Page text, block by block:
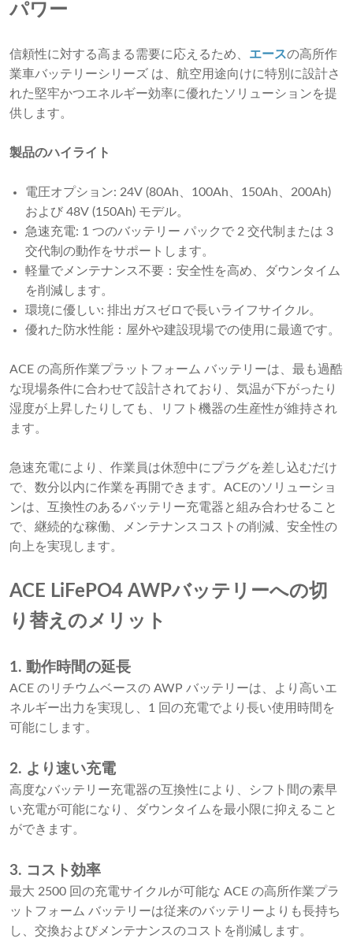
パワー
信頼性に対する高まる需要に応えるため、 エースの高所作
業車バッテリーシリーズ は、航空用途向けに特別に設計さ
れた堅牢かつエネルギー効率に優れたソリューションを提
供します。
製品のハイライト
電圧オプション: 24V (80Ah、100Ah、150Ah、200Ah)
および 48V (150Ah) モデル。
急速充電: 1 つのバッテリー パックで 2 交代制または 3
交代制の動作をサポートします。
軽量でメンテナンス不要：安全性を高め、ダウンタイム
を削減します。
環境に優しい: 排出ガスゼロで長いライフサイクル。
優れた防水性能：屋外や建設現場での使用に最適です。
ACE の高所作業プラットフォーム バッテリーは、最も過酷
な現場条件に合わせて設計されており、気温が下がったり
湿度が上昇したりしても、リフト機器の生産性が維持され
ます。
急速充電により、作業員は休憩中にプラグを差し込むだけ
で、数分以内に作業を再開できます。ACEのソリューショ
ンは、互換性のあるバッテリー充電器と組み合わせること
で、継続的な稼働、メンテナンスコストの削減、安全性の
向上を実現します。
ACE LiFePO4 AWPバッテリーへの切
り替えのメリット
1. 動作時間の延長
ACE のリチウムベースの AWP バッテリーは、より高いエ
ネルギー出力を実現し、1 回の充電でより長い使用時間を
可能にします。
2. より速い充電
高度なバッテリー充電器の互換性により、シフト間の素早
い充電が可能になり、ダウンタイムを最小限に抑えること
ができます。
3. コスト効率
最大 2500 回の充電サイクルが可能な ACE の高所作業プラ
ットフォーム バッテリーは従来のバッテリーよりも長持ち
し、交換およびメンテナンスのコストを削減します。